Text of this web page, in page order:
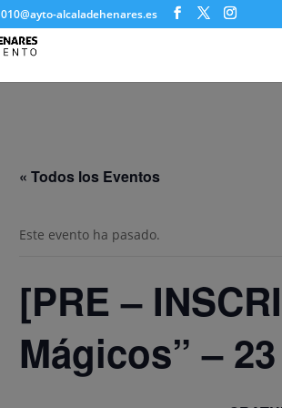
010@ayto-alcaladehenares.es
« Todos los Eventos
Este evento ha pasado.
[PRE –
Mágicos” –